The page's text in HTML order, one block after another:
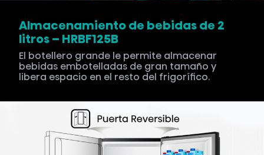
Almacenamiento de bebidas de 2
litros – HRBF125B
El botellero grande le permite almacenar
bebidas embotelladas de gran tamaño y
libera espacio en el resto del frigorífico.